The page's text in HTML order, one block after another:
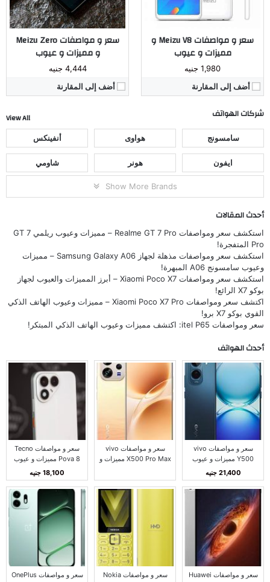
سعر و مواصفات Meizu V8 و
مميزات و عيوب
1,980 جنيه
أضف إلى المقارنة
سعر و مواصفات Meizu Zero
و مميزات و عيوب
4,444 جنيه
أضف إلى المقارنة
شركات الهواتف View All
سامسونج هواوى أنفينكس
ايفون هونر شاومي
Show More Brands
أحدث المقالات
استكشف سعر ومواصفات Realme GT 7 Pro – مميزات وعيوب ريلمي GT 7
Pro المتفجرة!
استكشف سعر ومواصفات مذهلة لجهاز Samsung Galaxy A06 – مميزات
وعيوب سامسونج A06 المبهرة!
استكشف سعر ومواصفات Xiaomi Poco X7 – أبرز المميزات والعيوب لجهاز
بوكو X7 الرائع!
اكتشف سعر ومواصفات Xiaomi Poco X7 Pro – مميزات وعيوب الهاتف الذكي
القوي بوكو X7 برو!
سعر ومواصفات itel P65: اكتشف مميزات وعيوب الهاتف الذكي المبتكر!
أحدث الهواتف
سعر و مواصفات vivo
Y500 مميزات و عيوب
فيفو Y500
21,400 جنيه
سعر و مواصفات vivo
X500 Pro Max مميزات و
ماكس
سعر و مواصفات Tecno
Pova 8 مميزات و عيوب
تكنو بوفا 8
18,100 جنيه
سعر و مواصفات Huawei
سعر و مواصفات Nokia
سعر و مواصفات OnePlus